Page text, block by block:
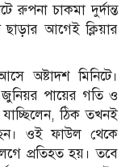
রুপনা চাকমা দুর্দান্ত
ছাড়ার আগেই ক্লিয়ার
অষ্টাদশ মিনিটে।
জুনিয়র পায়ের গতি ও
যাচ্ছিলেন, ঠিক তখনই
ওই ফাউল থেকে
প্রতিহত হয়। তবে